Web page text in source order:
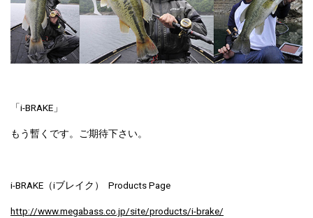
「i-BRAKE」
もう暫くです。ご期待下さい。
i-BRAKE（iブレイク） Products Page
http://www.megabass.co.jp/site/products/i-brake/